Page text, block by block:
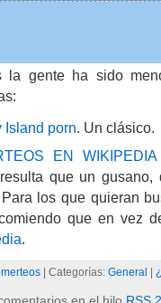
la gente ha sido
Island porn. Un clásico.
EN WIKIPEDIA
que un
Para los que quieran
que en vez
.
| Categorías: General